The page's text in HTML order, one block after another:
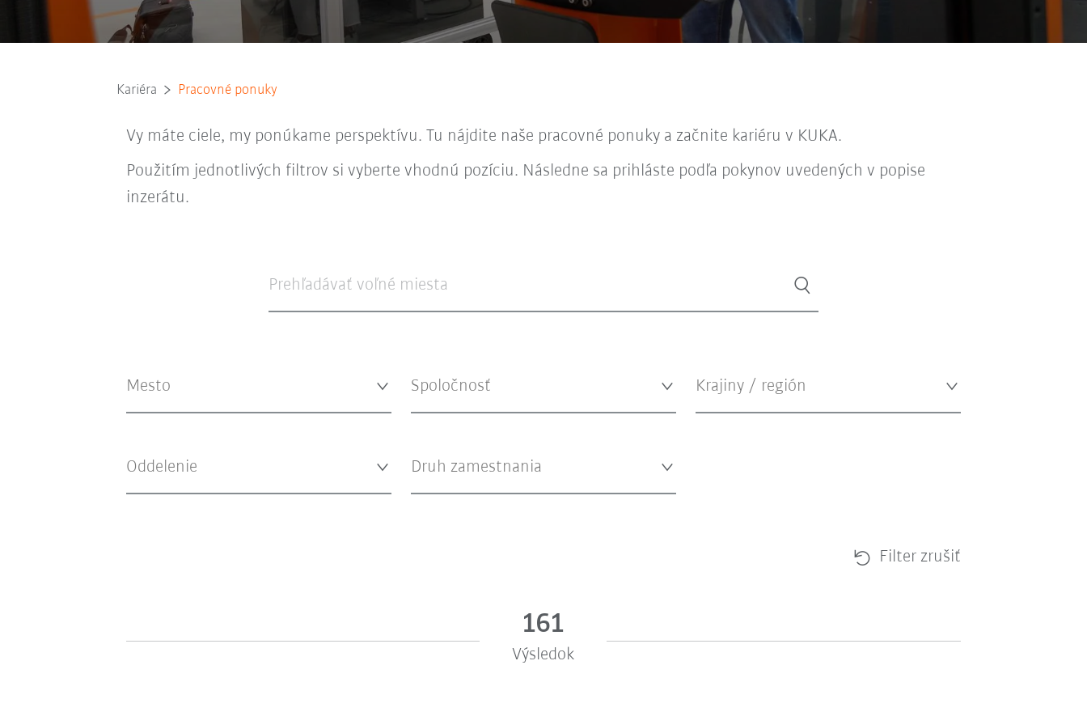
Kariéra Pracovné ponuky
Vy máte ciele, my ponúkame perspektívu. Tu nájdite naše pracovné ponuky a začnite kariéru v KUKA.
Použitím jednotlivých filtrov si vyberte vhodnú pozíciu. Následne sa prihláste podľa pokynov uvedených v popise
inzerátu.
Filter zrušiť
161
Výsledok